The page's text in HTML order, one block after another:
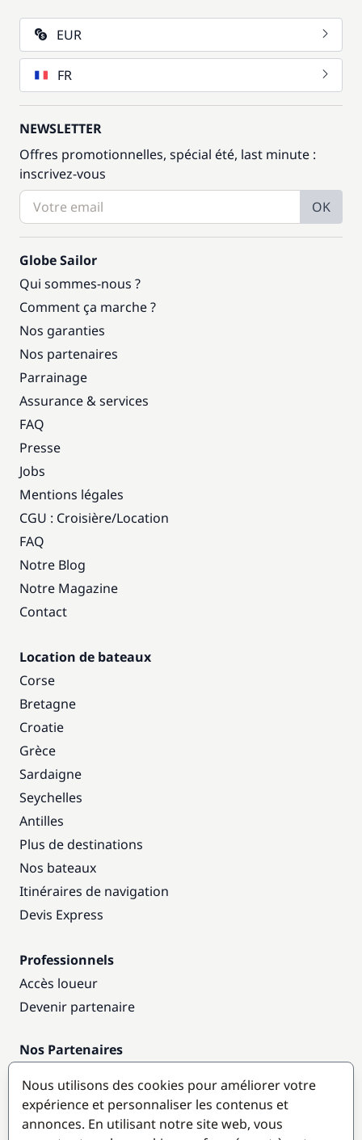
EUR
FR
NEWSLETTER
Offres promotionnelles, spécial été, last minute :
inscrivez-vous
OK
Globe Sailor
Qui sommes-nous ?
Comment ça marche ?
Nos garanties
Nos partenaires
Parrainage
Assurance & services
FAQ
Presse
Jobs
Mentions légales
CGU : Croisière/Location
FAQ
Notre Blog
Notre Magazine
Contact
Location de bateaux
Corse
Bretagne
Croatie
Grèce
Sardaigne
Seychelles
Antilles
Plus de destinations
Nos bateaux
Itinéraires de navigation
Devis Express
Professionnels
Accès loueur
Devenir partenaire
Nos Partenaires
Destinations populaires
Nous utilisons des cookies pour améliorer votre
expérience et personnaliser les contenus et
annonces. En utilisant notre site web, vous